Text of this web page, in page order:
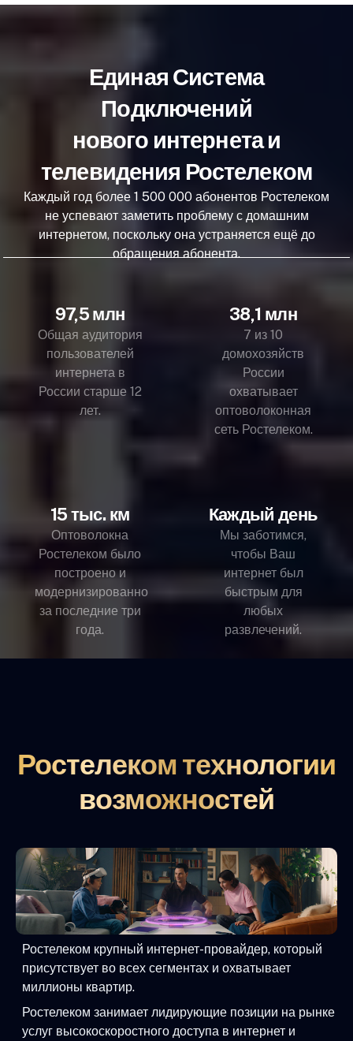
Единая Система
Подключений
нового интернета и
телевидения Ростелеком
Каждый год более 1 500 000 абонентов Ростелеком
не успевают заметить проблему с домашним
интернетом, поскольку она устраняется ещё до
обращения абонента.
97,5 млн
Общая аудитория
пользователей
интернета в
России старше 12
лет.
38,1 млн
7 из 10
домохозяйств
России
охватывает
оптоволоконная
сеть Ростелеком.
15 тыс. км
Оптоволокна
Ростелеком было
построено и
модернизированно
за последние три
года.
Каждый день
Мы заботимся,
чтобы Ваш
интернет был
быстрым для
любых
развлечений.
Ростелеком технологии
возможностей
Ростелеком крупный интернет-провайдер, который
присутствует во всех сегментах и охватывает
миллионы квартир.
Ростелеком занимает лидирующие позиции на рынке
услуг высокоскоростного доступа в интернет и